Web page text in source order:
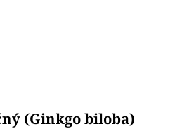
(Ginkgo biloba)